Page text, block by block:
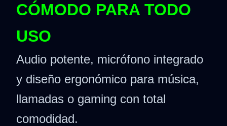
CÓMODO PARA TODO
USO
Audio potente, micrófono integrado
y diseño ergonómico para música,
llamadas o gaming con total
comodidad.